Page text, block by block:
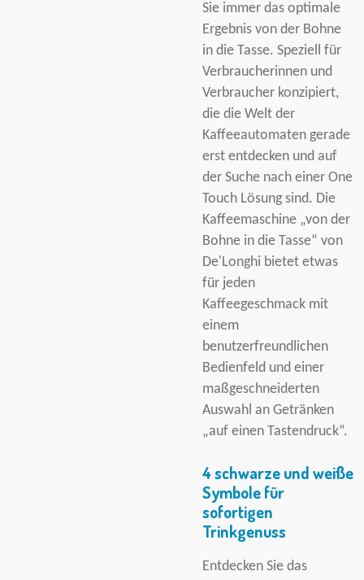
Sie immer das optimale
Ergebnis von der Bohne
in die Tasse. Speziell für
Verbraucherinnen und
Verbraucher konzipiert,
die die Welt der
Kaffeeautomaten gerade
erst entdecken und auf
der Suche nach einer One
Touch Lösung sind. Die
Kaffeemaschine „von der
Bohne in die Tasse“ von
De'Longhi bietet etwas
für jeden
Kaffeegeschmack mit
einem
benutzerfreundlichen
Bedienfeld und einer
maßgeschneiderten
Auswahl an Getränken
„auf einen Tastendruck“.
4 schwarze und weiße
Symbole für
sofortigen
Trinkgenuss
Entdecken Sie das